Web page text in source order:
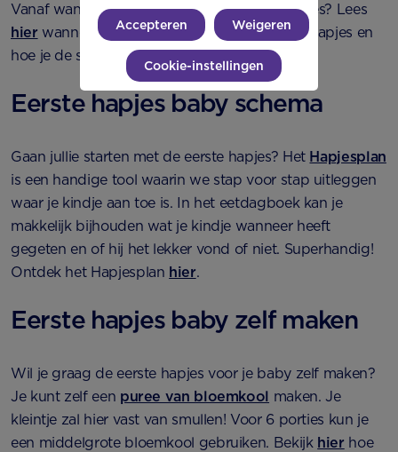
Vanaf wanneer geef je je baby de eerste hapjes? Lees
hier wanneer je kleine klaar is voor de eerste hapjes en
hoe je de signalen kunt herkennen.
Eerste hapjes baby schema
Gaan jullie starten met de eerste hapjes? Het Hapjesplan
is een handige tool waarin we stap voor stap uitleggen
waar je kindje aan toe is. In het eetdagboek kan je
makkelijk bijhouden wat je kindje wanneer heeft
gegeten en of hij het lekker vond of niet. Superhandig!
Ontdek het Hapjesplan hier.
Eerste hapjes baby zelf maken
Wil je graag de eerste hapjes voor je baby zelf maken?
Je kunt zelf een puree van bloemkool maken. Je
kleintje zal hier vast van smullen! Voor 6 porties kun je
een middelgrote bloemkool gebruiken. Bekijk hier hoe
Accepteren Weigeren
Cookie-instellingen